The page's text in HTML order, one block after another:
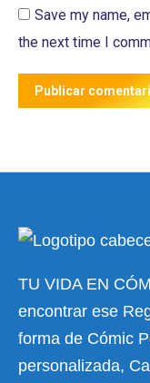
Save my name,
the next time I
Publicar
TU VIDA EN
encontrar ese
forma de Cómic
personalizada,